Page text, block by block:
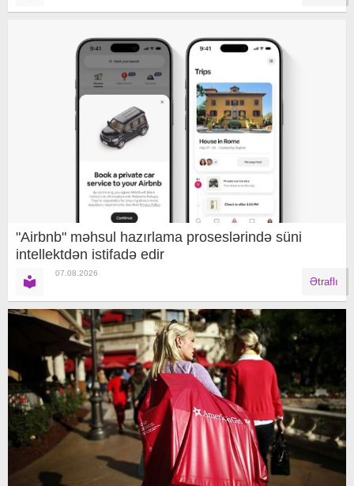
"Airbnb" məhsul hazırlama proseslərində süni
intellektdən istifadə edir
07.08.2026
Ətraflı